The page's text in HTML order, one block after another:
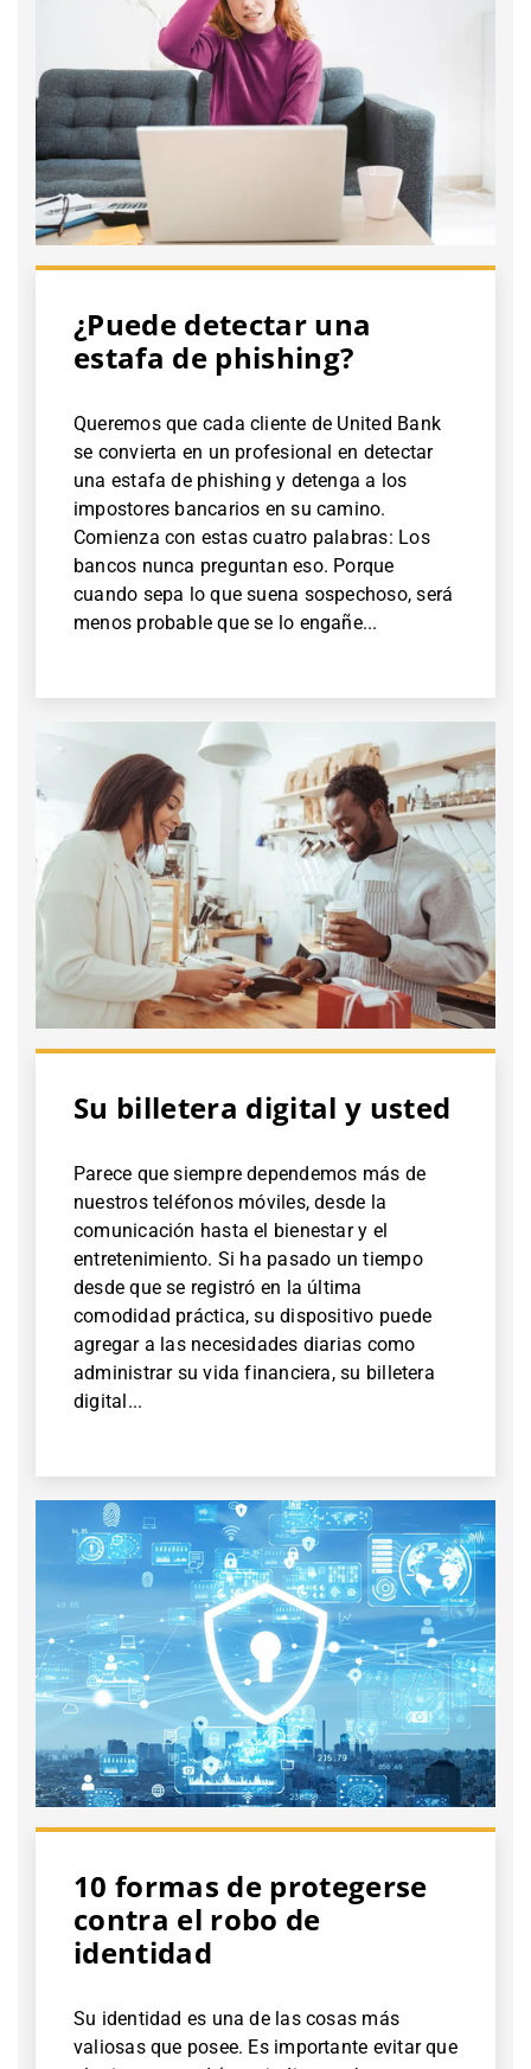
¿Puede detectar una
estafa de phishing?
Queremos que cada cliente de United Bank
se convierta en un profesional en detectar
una estafa de phishing y detenga a los
impostores bancarios en su camino.
Comienza con estas cuatro palabras: Los
bancos nunca preguntan eso. Porque
cuando sepa lo que suena sospechoso, será
menos probable que se lo engañe...
Su billetera digital y usted
Parece que siempre dependemos más de
nuestros teléfonos móviles, desde la
comunicación hasta el bienestar y el
entretenimiento. Si ha pasado un tiempo
desde que se registró en la última
comodidad práctica, su dispositivo puede
agregar a las necesidades diarias como
administrar su vida financiera, su billetera
digital...
10 formas de protegerse
contra el robo de
identidad
Su identidad es una de las cosas más
valiosas que posee. Es importante evitar que